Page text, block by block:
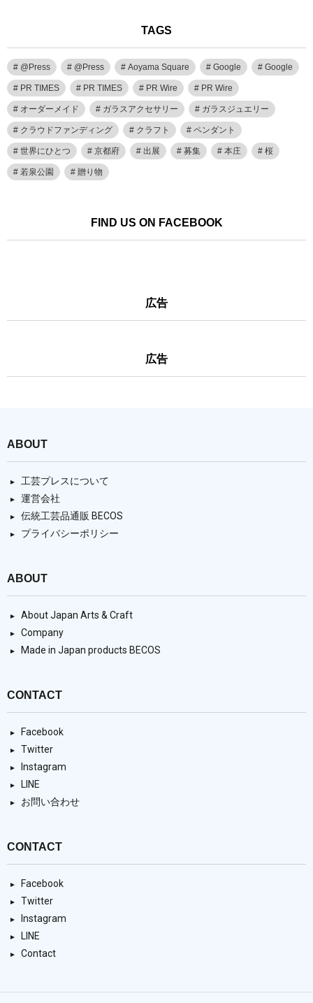
TAGS
@Press @Press Aoyama Square Google Google
PR TIMES PR TIMES PR Wire PR Wire
オーダーメイド ガラスアクセサリー ガラスジュエリー
クラウドファンディング クラフト ペンダント
世界にひとつ 京都府 出展 募集 本庄 桜
若泉公園 贈り物
FIND US ON FACEBOOK
広告
広告
ABOUT
工芸プレスについて
運営会社
伝統工芸品通販 BECOS
プライバシーポリシー
ABOUT
About Japan Arts & Craft
Company
Made in Japan products BECOS
CONTACT
Facebook
Twitter
Instagram
LINE
お問い合わせ
CONTACT
Facebook
Twitter
Instagram
LINE
Contact